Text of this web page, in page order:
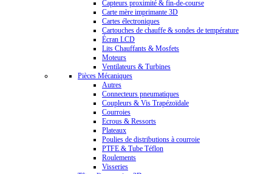
Capteurs proximité & fin-de-course
Carte mère imprimante 3D
Cartes électroniques
Cartouches de chauffe & sondes de température
Écran LCD
Lits Chauffants & Mosfets
Moteurs
Ventilateurs & Turbines
Pièces Mécaniques
Autres
Connecteurs pneumatiques
Coupleurs & Vis Trapézoïdale
Courroies
Ecrous & Ressorts
Plateaux
Poulies de distributions à courroie
PTFE & Tube Téflon
Roulements
Visseries